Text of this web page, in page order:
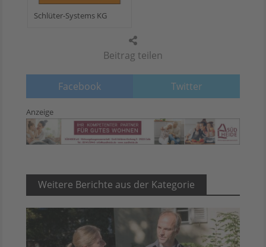
Beitrag teilen
Facebook Twitter
Schlüter-Systems KG
Anzeige
Weitere Berichte aus der Kategorie